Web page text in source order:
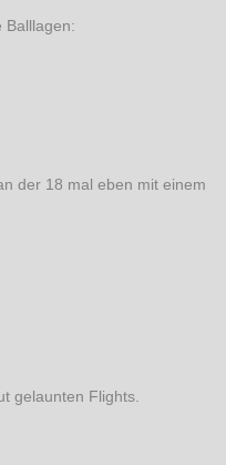
Balllagen:
der 18 mal eben mit einem
gelaunten Flights.